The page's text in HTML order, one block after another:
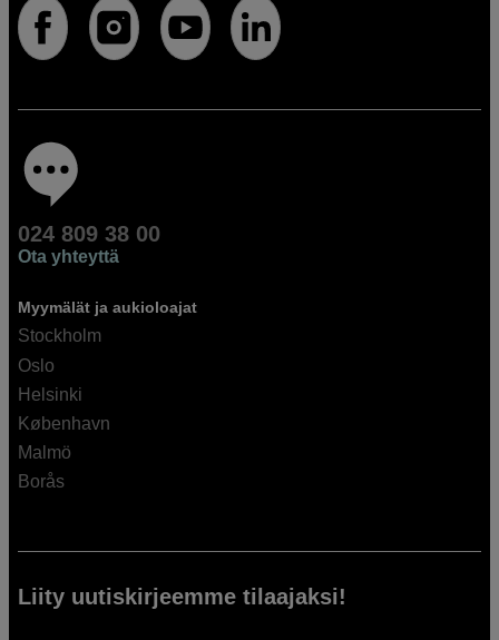
024 809 38 00
Ota yhteyttä
Myymälät ja aukioloajat
Stockholm
Oslo
Helsinki
København
Malmö
Borås
Liity uutiskirjeemme tilaajaksi!